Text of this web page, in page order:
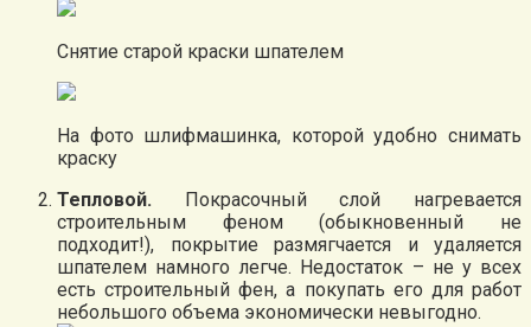
Снятие старой краски шпателем
На фото шлифмашинка, которой удобно снимать
краску
Тепловой. Покрасочный слой нагревается
строительным феном (обыкновенный не
подходит!), покрытие размягчается и удаляется
шпателем намного легче. Недостаток – не у всех
есть строительный фен, а покупать его для работ
небольшого объема экономически невыгодно.